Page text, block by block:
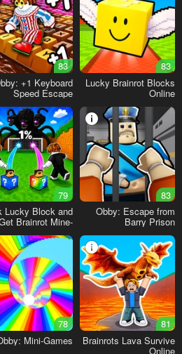
83
Lucky Brainrot Blocks
Online
83
+1 Keyboard
Speed Escape
83
Obby: Escape from
Barry Prison
79
Lucky Block and
Brainrot Mine-
Mobs!
81
Brainrots Lava Survive
Online
78
Mini-Games